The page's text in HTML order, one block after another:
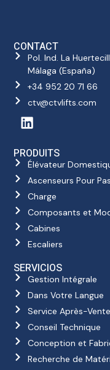
CONTACT
Pol. Ind. La
Málaga (España)
+34 952 20 71 66
ctv@ctvlifts.com
PRODUITS
Élévateur
Ascenseurs Pour
Charge
Composants et
Cabines
Escaliers
SERVICIOS
Gestion Intégrale
Dans Votre Langue
Service Après-Vente
Conseil Technique
Conception et
Recherche de